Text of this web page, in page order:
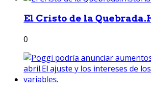
El Cristo de la
0